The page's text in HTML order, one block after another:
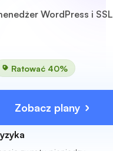
WordPress i SSL
Ratować 40%
Zobacz plany